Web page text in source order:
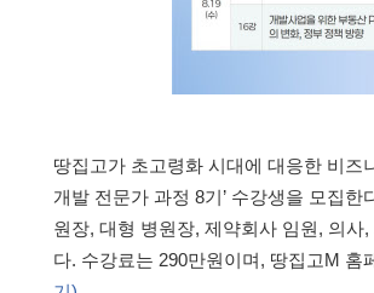
땅집고가 초고령화 시대에 대응한 비즈
개발 전문가 과정 8기’ 수강생을 모집
원장, 대형 병원장, 제약회사 임원, 의
다. 수강료는 290만원이며, 땅집고M